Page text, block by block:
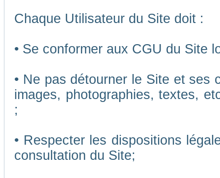
Chaque Utilisateur du Site doit :
• Se conformer aux CGU du Site
• Ne pas détourner le Site et ses
images, photographies, textes,
;
• Respecter les dispositions
consultation du Site;